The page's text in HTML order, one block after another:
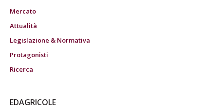
Mercato
Attualità
Legislazione & Normativa
Protagonisti
Ricerca
EDAGRICOLE